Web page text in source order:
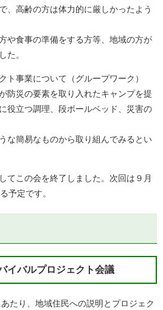
、高齢の方は体力的に厳しかったよう
や食事の準備をする方等、地域の方が
た。
事業について（グループワーク）
防災の要素を取り入れたキャンプを提
役立つ調理、段ボールベッド、災害の
な簡易なものから取り組んでみるとい
てこの会を終了しました。次回は９月
予定です。
イバルプロジェクト会議
たり、地域住民への説明とプロジェク